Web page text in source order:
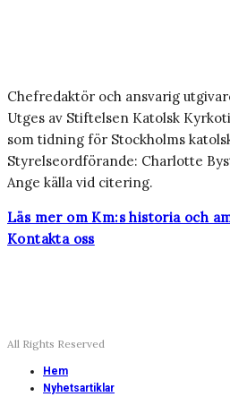
Chefredaktör och ansvarig
Utges av Stiftelsen Katolsk
som tidning för Stockholms
Styrelseordförande: Charlotte
Ange källa vid citering.
Läs mer om Km:s historia och
Kontakta oss
All Rights Reserved
Hem
Nyhetsartiklar